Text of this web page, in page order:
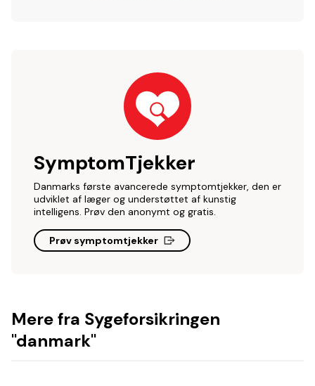
SymptomTjekker
Danmarks første avancerede symptomtjekker, den er
udviklet af læger og understøttet af kunstig
intelligens. Prøv den anonymt og gratis.
Prøv symptomtjekker
Mere fra Sygeforsikringen
"danmark"